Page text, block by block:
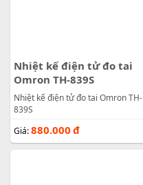
Nhiệt kế điện tử đo tai
Omron TH-839S
Nhiệt kế điện tử đo tai Omron TH-
839S
Giá:880.000 đ